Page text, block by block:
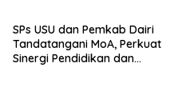
SPs USU dan Pemkab Dairi
Tandatangani MoA, Perkuat
Sinergi Pendidikan dan